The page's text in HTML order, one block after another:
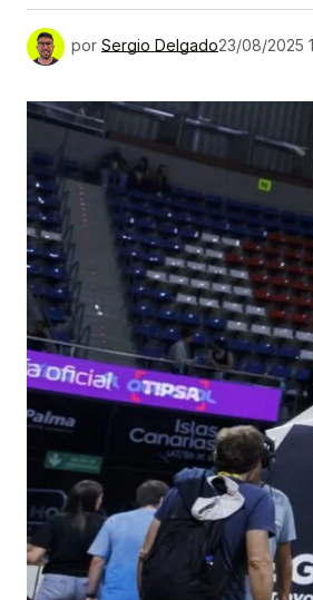
por Sergio Delgado23/08/2025